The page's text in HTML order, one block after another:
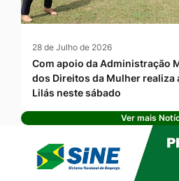
28 de Julho de 2026
Com apoio da Administração
dos Direitos da Mulher realiza
Lilás neste sábado
Ver mais